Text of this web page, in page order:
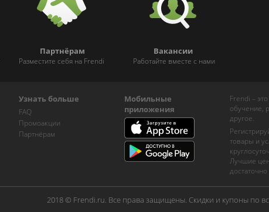
Партнёрам
Разместите себя на Frendi
Вакансии
Работайте вместе с нами
Узнать больше
FAQ
Промоакции
Партнёрам
Мобильные
приложения
Frendi –
обучение,
другое.
товары и
Лучшие
2018 © Frendi.ru. Все права защищены. Скидки и купоны по